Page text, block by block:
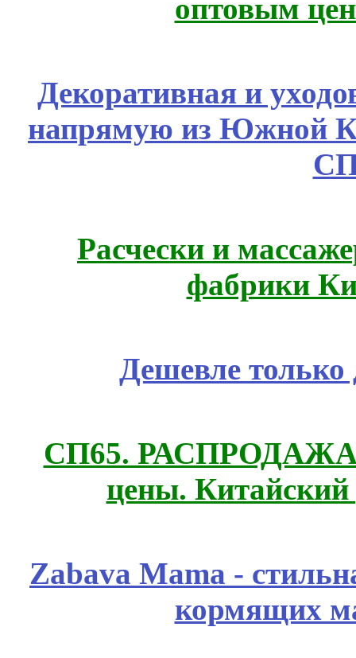
оптовым
Декоративная и
напрямую из
Расчески и
фабрики
Дешевле
СП65. РАСПРОДАЖА!
цены.
Zabava Mama -
кормящих